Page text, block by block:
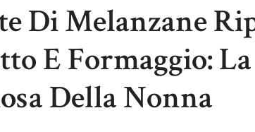
Di Melanzane
E Formaggio:
Della Nonna